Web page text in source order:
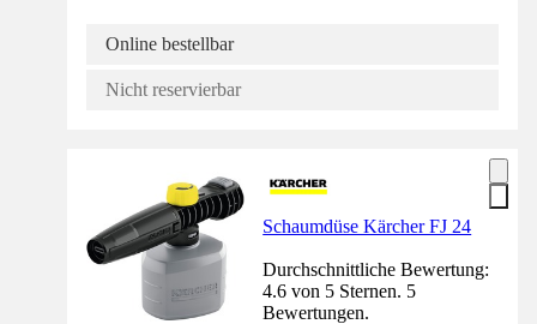
Online bestellbar
Nicht reservierbar
Schaumdüse Kärcher FJ 24
Durchschnittliche Bewertung:
4.6 von 5 Sternen. 5
Bewertungen.